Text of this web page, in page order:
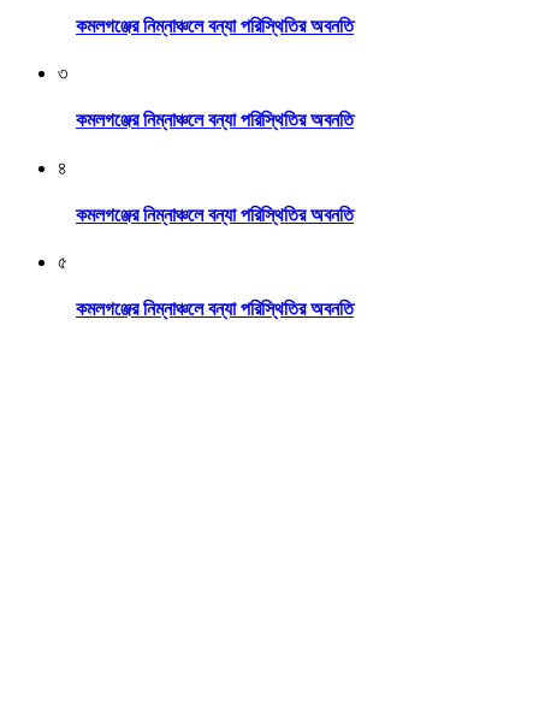
কমলগঞ্জের নিম্নাঞ্চলে বন্যা পরিস্থিতির অবনতি
৩
কমলগঞ্জের নিম্নাঞ্চলে বন্যা পরিস্থিতির অবনতি
৪
কমলগঞ্জের নিম্নাঞ্চলে বন্যা পরিস্থিতির অবনতি
৫
কমলগঞ্জের নিম্নাঞ্চলে বন্যা পরিস্থিতির অবনতি